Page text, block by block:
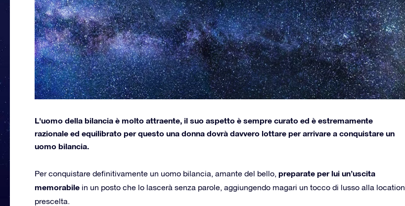
L'uomo della bilancia è molto attraente, il suo aspetto è sempre curato ed è estremamente
razionale ed equilibrato per questo una donna dovrà davvero lottare per arrivare a conquistare un
uomo bilancia.
Per conquistare definitivamente un uomo bilancia, amante del bello, preparate per lui un’uscita
memorabile in un posto che lo lascerà senza parole, aggiungendo magari un tocco di lusso alla location
prescelta.